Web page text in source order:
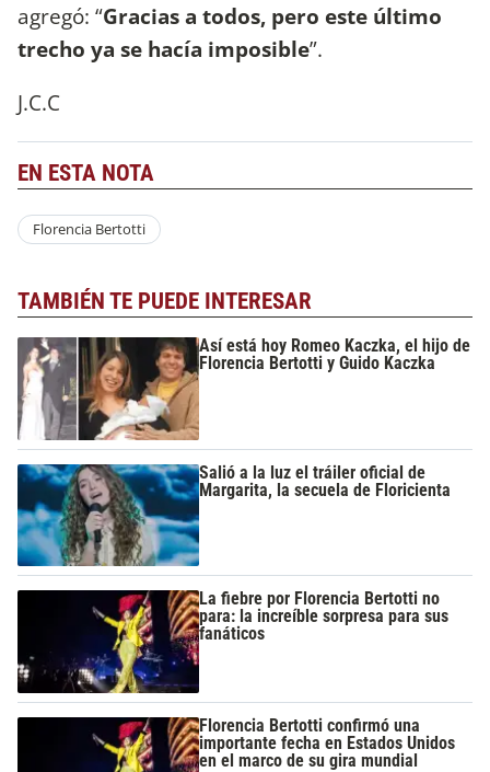
agregó: “Gracias a todos, pero este último
trecho ya se hacía imposible”.
J.C.C
EN ESTA NOTA
Florencia Bertotti
TAMBIÉN TE PUEDE INTERESAR
Así está hoy Romeo Kaczka, el hijo de
Florencia Bertotti y Guido Kaczka
Salió a la luz el tráiler oficial de
Margarita, la secuela de Floricienta
La fiebre por Florencia Bertotti no
para: la increíble sorpresa para sus
fanáticos
Florencia Bertotti confirmó una
importante fecha en Estados Unidos
en el marco de su gira mundial